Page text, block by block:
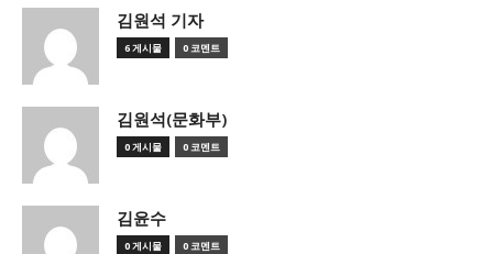
김원석 기자
6 게시물 0 코멘트
김원석(문화부)
0 게시물 0 코멘트
김윤수
0 게시물 0 코멘트